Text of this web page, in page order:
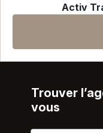
Activ
Trouver
vous